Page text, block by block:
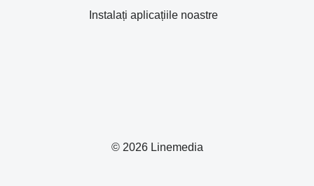
© 2026 Linemedia
Instalați aplicațiile noastre